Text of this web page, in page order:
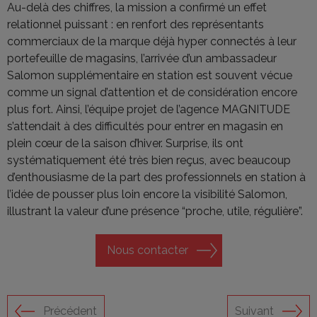
Au-delà des chiffres, la mission a confirmé un effet
relationnel puissant : en renfort des représentants
commerciaux de la marque déjà hyper connectés à leur
portefeuille de magasins, l’arrivée d’un ambassadeur
Salomon supplémentaire en station est souvent vécue
comme un signal d’attention et de considération encore
plus fort. Ainsi, l’équipe projet de l’agence MAGNITUDE
s’attendait à des difficultés pour entrer en magasin en
plein cœur de la saison d’hiver. Surprise, ils ont
systématiquement été très bien reçus, avec beaucoup
d’enthousiasme de la part des professionnels en station à
l’idée de pousser plus loin encore la visibilité Salomon,
illustrant la valeur d’une présence “proche, utile, régulière”.
Nous contacter
Précédent Suivant